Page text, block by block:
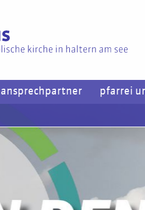
ansprechpartner pfarrei